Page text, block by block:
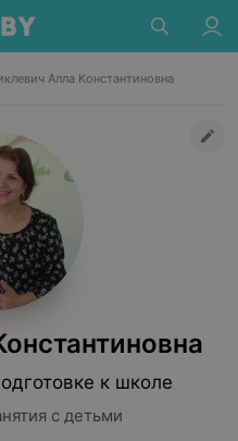
Алла Константиновна
к школе
с детьми